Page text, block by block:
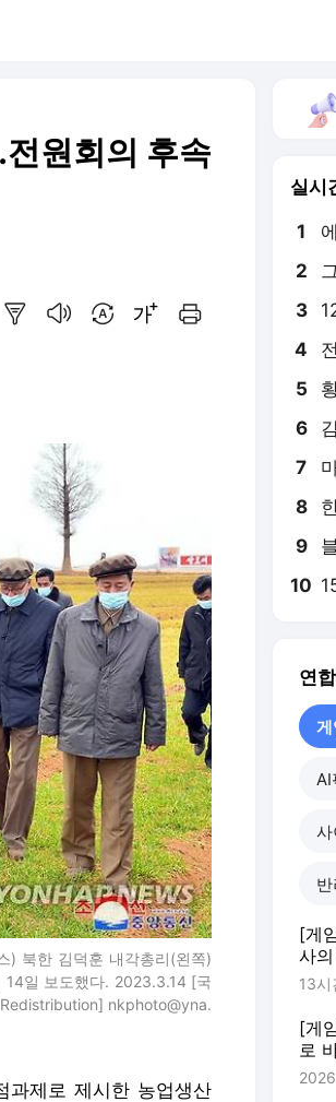
원회의 후속
) 북한 김덕훈 내각총리(왼쪽)
14일 보도했다. 2023.3.14 [국
nkphoto@yna.
과제로 제시한 농업생산
실시
1
2
3
4
5
6
7
8
9
10
연
게
AI
[게
사
미쳤
13시
[게
로
실험